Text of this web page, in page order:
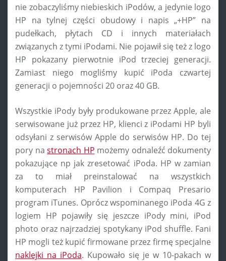
nie zobaczyliśmy niebieskich iPodów, a jedynie logo
HP na tylnej części obudowy i napis „+HP” na
pudełkach, płytach CD i innych materiałach
związanych z tymi iPodami. Nie pojawił się też z logo
HP pokazany pierwotnie iPod trzeciej generacji.
Zamiast niego mogliśmy kupić iPoda czwartej
generacji o pojemności 20 oraz 40 GB.
Wszystkie iPody były produkowane przez Apple, ale
serwisowane już przez HP, klienci z iPodami HP byli
odsyłani z serwisów Apple do serwisów HP. Do tej
pory na stronach HP możemy odnaleźć dokumenty
pokazujące np jak zresetować iPoda. HP w zamian
za to miał preinstalować na wszystkich
komputerach HP Pavilion i Compaq Presario
program iTunes. Oprócz wspominanego iPoda 4G z
logiem HP pojawiły się jeszcze iPody mini, iPod
photo oraz najrzadziej spotykany iPod shuffle. Fani
HP mogli też kupić firmowane przez firmę specjalne
naklejki na iPoda. Kupowało się je w 10-pakach w